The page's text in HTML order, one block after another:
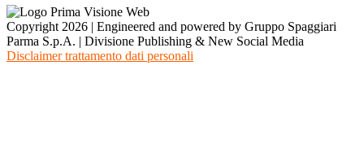
Copyright 2026 | Engineered and powered by Gruppo Spaggiari
Parma S.p.A. | Divisione Publishing & New Social Media
Disclaimer trattamento dati personali